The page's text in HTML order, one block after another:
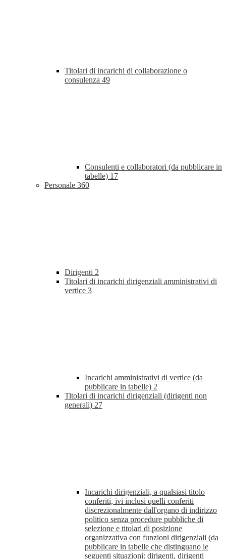
Titolari di incarichi di collaborazione o
consulenza 49
Consulenti e collaboratori (da pubblicare in
tabelle) 17
Personale 360
Dirigenti 2
Titolari di incarichi dirigenziali amministrativi di
vertice 3
Incarichi amministrativi di vertice (da
pubblicare in tabelle) 2
Titolari di incarichi dirigenziali (dirigenti non
generali) 27
Incarichi dirigenziali, a qualsiasi titolo
conferiti, ivi inclusi quelli conferiti
discrezionalmente dall'organo di indirizzo
politico senza procedure pubbliche di
selezione e titolari di posizione
organizzativa con funzioni dirigenziali (da
pubblicare in tabelle che distinguano le
seguenti situazioni: dirigenti, dirigenti